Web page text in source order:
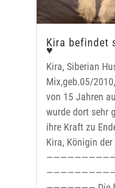
Kira befindet
♥️
Kira, Siberian
Mix,geb.05/
von 15 Jahren
wurde dort sehr
ihre Kraft zu
Kira, Königin